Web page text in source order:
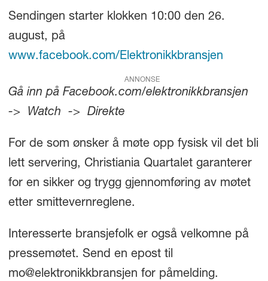
Sendingen starter klokken 10:00 den 26.
august, på
www.facebook.com/Elektronikkbransjen
ANNONSE
Gå inn på Facebook.com/elektronikkbransjen
-> Watch -> Direkte
For de som ønsker å møte opp fysisk vil det bli
lett servering, Christiania Quartalet garanterer
for en sikker og trygg gjennomføring av møtet
etter smittevernreglene.
Interesserte bransjefolk er også velkomne på
pressemøtet. Send en epost til
mo@elektronikkbransjen for påmelding.